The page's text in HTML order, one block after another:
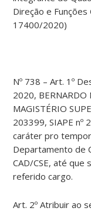
Direção e Funções
17400/2020)
Nº 738 – Art. 1º
2020, BERNARDO
MAGISTÉRIO
203399, SIAPE nº
caráter pro
Departamento de
CAD/CSE, até que
referido cargo.
Art. 2º Atribuir ao